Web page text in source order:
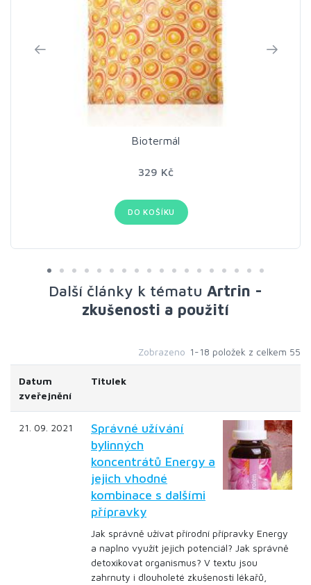
Biotermál
329 Kč
DO KOŠÍKU
Další články k tématu Artrin -
zkušenosti a použití
Zobrazeno 1-18 položek z celkem 55
Datum
zveřejnění
Titulek
21. 09. 2021
Správné užívání
bylinných
koncentrátů Energy a
jejich vhodné
kombinace s dalšími
přípravky
Jak správně užívat přírodní přípravky Energy
a naplno využít jejich potenciál? Jak správně
detoxikovat organismus? V textu jsou
zahrnuty i dlouholeté zkušenosti lékařů,